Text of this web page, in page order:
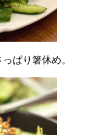
ぱり箸休め。